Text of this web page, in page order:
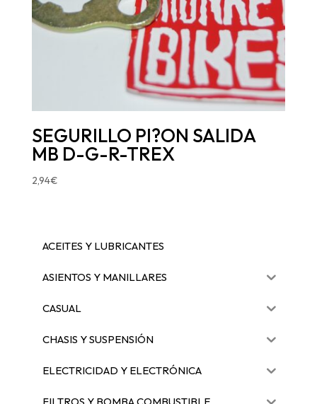
SEGURILLO PI?ON SALIDA
MB D-G-R-TREX
2,94€
ACEITES Y LUBRICANTES
ASIENTOS Y MANILLARES
CASUAL
CHASIS Y SUSPENSIÓN
ELECTRICIDAD Y ELECTRÓNICA